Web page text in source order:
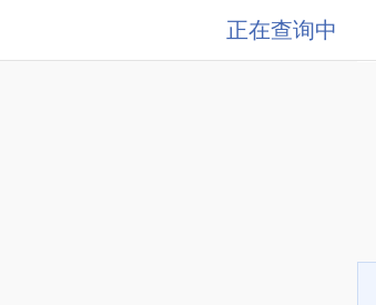
正在查询中